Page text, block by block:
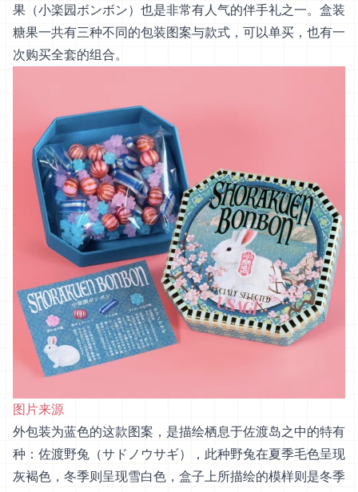
果（小楽园ボンボン）也是非常有人气的伴手礼之一。盒装
糖果一共有三种不同的包装图案与款式，可以单买，也有一
次购买全套的组合。
图片来源
外包装为蓝色的这款图案，是描绘栖息于佐渡岛之中的特有
种：佐渡野兔（サドノウサギ），此种野兔在夏季毛色呈现
灰褐色，冬季则呈现雪白色，盒子上所描绘的模样则是冬季